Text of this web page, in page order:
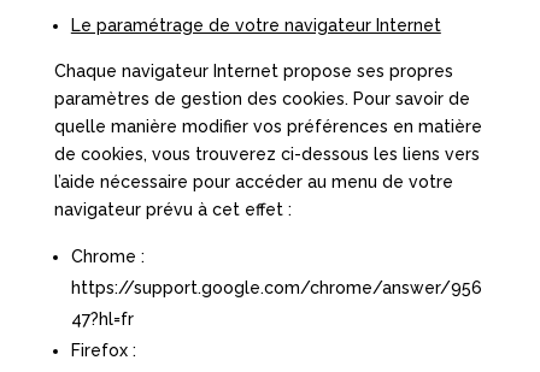
Le paramétrage de votre navigateur Internet
Chaque navigateur Internet propose ses propres
paramètres de gestion des cookies. Pour savoir de
quelle manière modifier vos préférences en matière
de cookies, vous trouverez ci-dessous les liens vers
l’aide nécessaire pour accéder au menu de votre
navigateur prévu à cet effet :
Chrome :
https://support.google.com/chrome/answer/956
47?hl=fr
Firefox :